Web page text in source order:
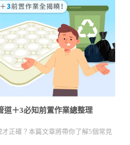
道＋3必知前置作業總整理
正確？本篇文章將帶你了解5個常見